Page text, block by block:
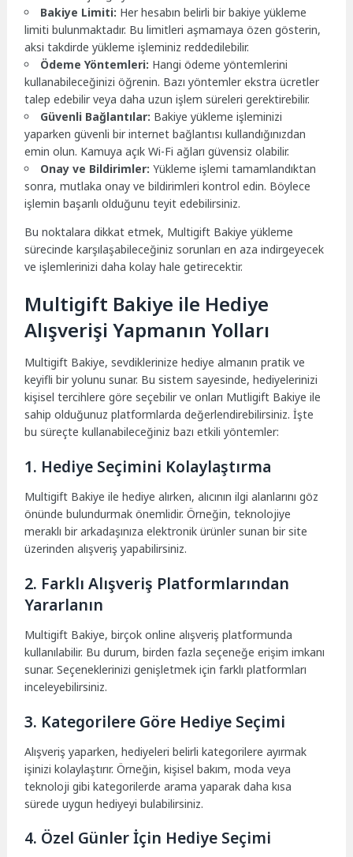
Bakiye Limiti: Her hesabın belirli bir bakiye yükleme
limiti bulunmaktadır. Bu limitleri aşmamaya özen gösterin,
aksi takdirde yükleme işleminiz reddedilebilir.
Ödeme Yöntemleri: Hangi ödeme yöntemlerini
kullanabileceğinizi öğrenin. Bazı yöntemler ekstra ücretler
talep edebilir veya daha uzun işlem süreleri gerektirebilir.
Güvenli Bağlantılar: Bakiye yükleme işleminizi
yaparken güvenli bir internet bağlantısı kullandığınızdan
emin olun. Kamuya açık Wi-Fi ağları güvensiz olabilir.
Onay ve Bildirimler: Yükleme işlemi tamamlandıktan
sonra, mutlaka onay ve bildirimleri kontrol edin. Böylece
işlemin başarılı olduğunu teyit edebilirsiniz.
Bu noktalara dikkat etmek, Multigift Bakiye yükleme
sürecinde karşılaşabileceğiniz sorunları en aza indirgeyecek
ve işlemlerinizi daha kolay hale getirecektir.
Multigift Bakiye ile Hediye
Alışverişi Yapmanın Yolları
Multigift Bakiye, sevdiklerinize hediye almanın pratik ve
keyifli bir yolunu sunar. Bu sistem sayesinde, hediyelerinizi
kişisel tercihlere göre seçebilir ve onları Mutligift Bakiye ile
sahip olduğunuz platformlarda değerlendirebilirsiniz. İşte
bu süreçte kullanabileceğiniz bazı etkili yöntemler:
1. Hediye Seçimini Kolaylaştırma
Multigift Bakiye ile hediye alırken, alıcının ilgi alanlarını göz
önünde bulundurmak önemlidir. Örneğin, teknolojiye
meraklı bir arkadaşınıza elektronik ürünler sunan bir site
üzerinden alışveriş yapabilirsiniz.
2. Farklı Alışveriş Platformlarından
Yararlanın
Multigift Bakiye, birçok online alışveriş platformunda
kullanılabilir. Bu durum, birden fazla seçeneğe erişim imkanı
sunar. Seçeneklerinizi genişletmek için farklı platformları
inceleyebilirsiniz.
3. Kategorilere Göre Hediye Seçimi
Alışveriş yaparken, hediyeleri belirli kategorilere ayırmak
işinizi kolaylaştırır. Örneğin, kişisel bakım, moda veya
teknoloji gibi kategorilerde arama yaparak daha kısa
sürede uygun hediyeyi bulabilirsiniz.
4. Özel Günler İçin Hediye Seçimi